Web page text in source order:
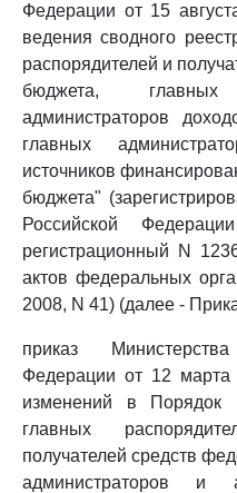
Федерации от 15
ведения сводного
распорядителей и
бюджета,
администраторов
главных
источников
бюджета"
Российской
регистрационный N
актов федеральных
2008, N 41) (далее -
приказ
Федерации от 12
изменений в Порядок
главных
получателей средств
администраторов и